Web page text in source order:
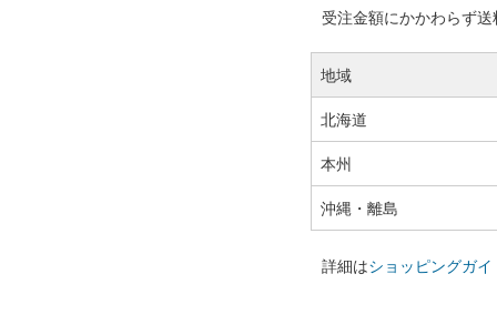
受注金額にかかわらず
地域
北海道
本州
沖縄・離島
詳細はショッピングガイ